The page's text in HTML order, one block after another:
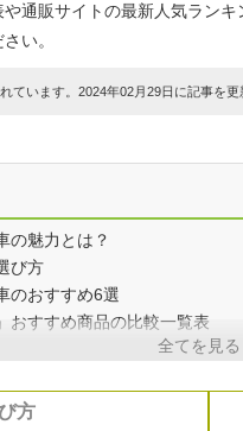
通販サイトの最新人気ラン
い。
ています。2024年02月29日に記事を更
の魅力とは？
び方
のおすすめ6選
おすすめ商品の比較一覧表
全てを見る
方